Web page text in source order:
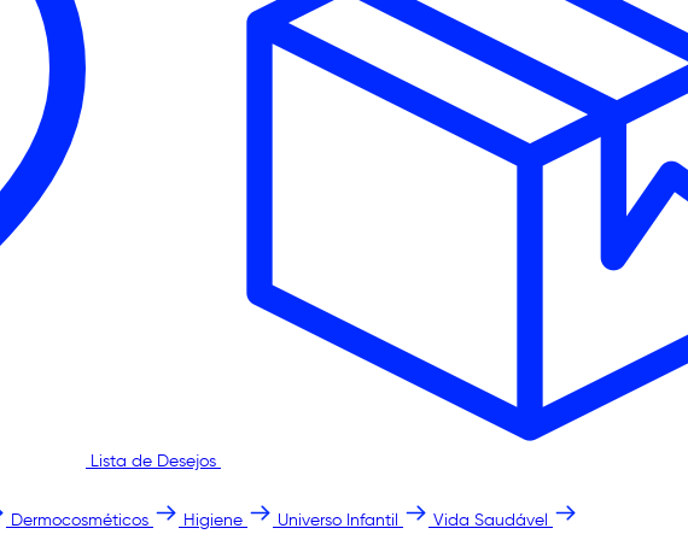
Lista de Desejos
Dermocosméticos Higiene Universo Infantil Vida Saudável